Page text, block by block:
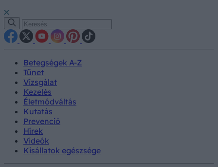
Betegségek A-Z
Tünet
Vizsgálat
Kezelés
Életmódváltás
Kutatás
Prevenció
Hírek
Videók
Kisállatok egészsége